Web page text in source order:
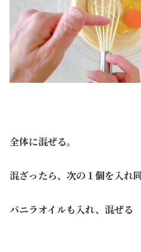
全体に混ぜる。
混ざったら、次の１個を入れ
バニラオイルも入れ、混ぜる